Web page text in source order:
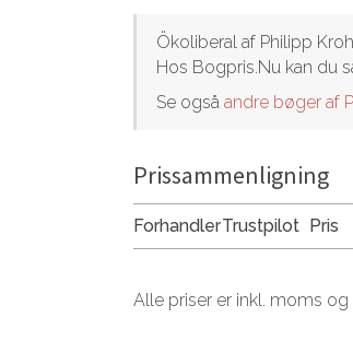
Ökoliberal af Philipp
Hos Bogpris.Nu kan du
Se også andre bøger af
Prissammenligning
ForhandlerTrustpilot Pris
Alle priser er inkl. moms